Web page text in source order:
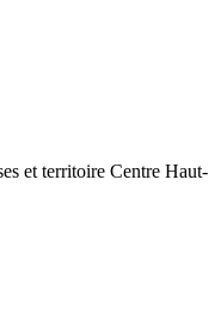
et territoire Centre Haut-